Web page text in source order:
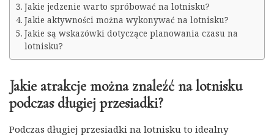
Jakie jedzenie warto spróbować na lotnisku?
Jakie aktywności można wykonywać na lotnisku?
Jakie są wskazówki dotyczące planowania czasu na
lotnisku?
Jakie atrakcje można znaleźć na lotnisku
podczas długiej przesiadki?
Podczas długiej przesiadki na lotnisku to idealny